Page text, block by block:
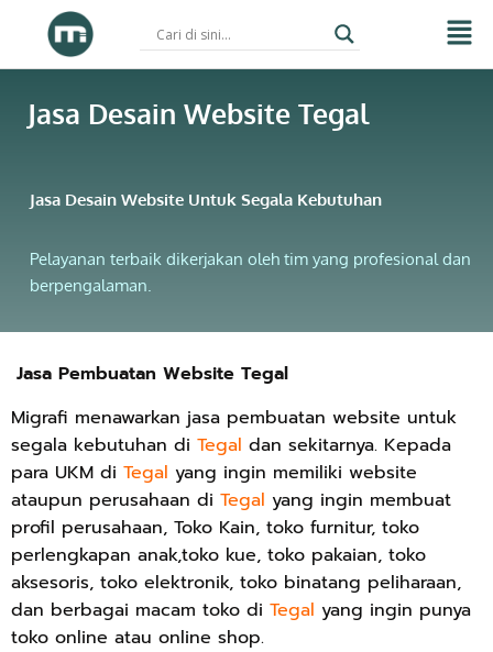
content
Jasa Desain Website Tegal
Jasa Desain Website Untuk Segala Kebutuhan
Pelayanan terbaik dikerjakan oleh tim yang profesional dan
berpengalaman.
Jasa Pembuatan Website Tegal
Migrafi menawarkan jasa pembuatan website untuk
segala kebutuhan di Tegal dan sekitarnya. Kepada
para UKM di Tegal yang ingin memiliki website
ataupun perusahaan di Tegal yang ingin membuat
profil perusahaan, Toko Kain, toko furnitur, toko
perlengkapan anak,toko kue, toko pakaian, toko
aksesoris, toko elektronik, toko binatang peliharaan,
dan berbagai macam toko di Tegal yang ingin punya
toko online atau online shop.